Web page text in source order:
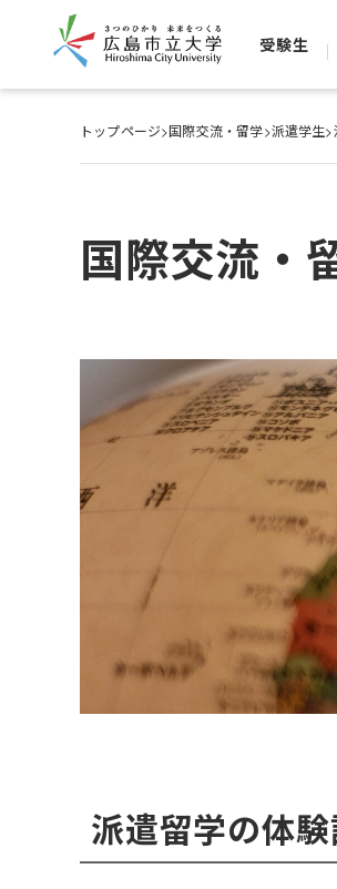
受験生
トップページ>国際交流・留学>派遣学生>
国際交流・
派遣留学の体